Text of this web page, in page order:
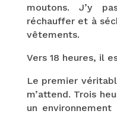
moutons. J’y
réchauffer et à
vêtements.
Vers 18 heures, il
Le premier
m’attend. Trois
un